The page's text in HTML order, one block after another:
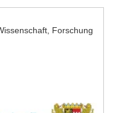
Forschung